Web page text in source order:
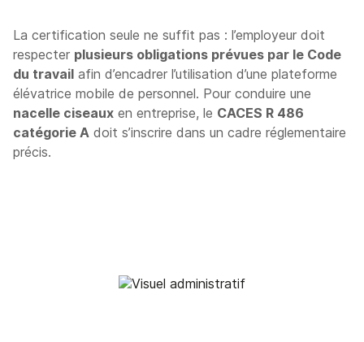
La certification seule ne suffit pas : l’employeur doit
respecter plusieurs obligations prévues par le Code
du travail afin d’encadrer l’utilisation d’une plateforme
élévatrice mobile de personnel. Pour conduire une
nacelle ciseaux en entreprise, le CACES R 486
catégorie A doit s’inscrire dans un cadre réglementaire
précis.